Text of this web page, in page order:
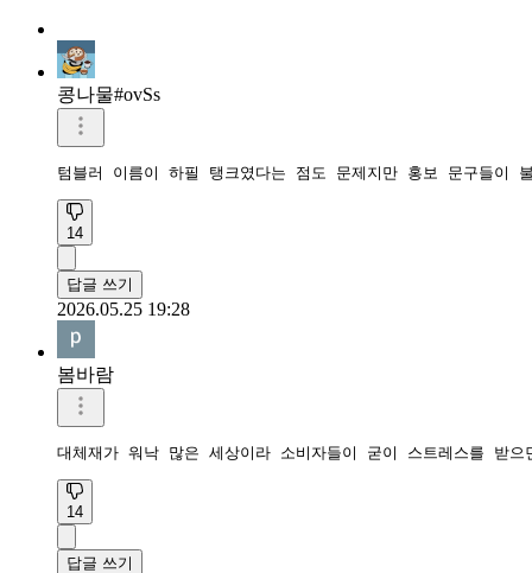
콩나물#ovSs
텀블러 이름이 하필 탱크였다는 점도 문제지만 홍보 문구들이
14
답글 쓰기
2026.05.25 19:28
봄바람
대체재가 워낙 많은 세상이라 소비자들이 굳이 스트레스를 받
14
답글 쓰기